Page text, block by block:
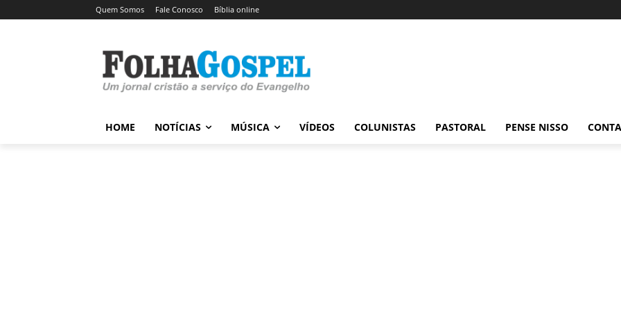
Quem Somos Fale Conosco Bíblia online
HOME NOTÍCIAS MÚSICA VÍDEOS COLUNISTAS PASTORAL PENSE NISSO